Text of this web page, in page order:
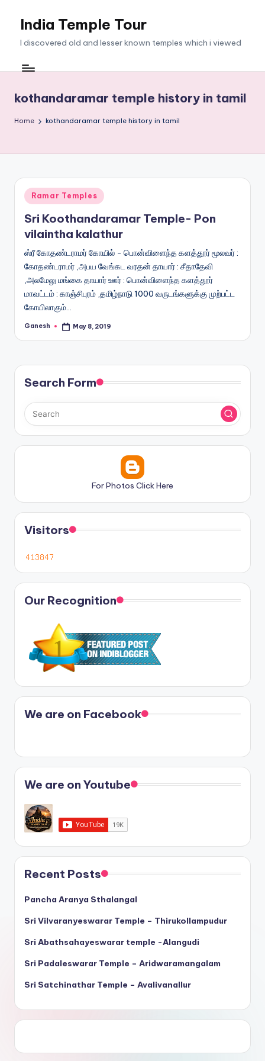
India Temple Tour
I discovered old and lesser known temples which i viewed
kothandaramar temple history in tamil
Home kothandaramar temple history in tamil
Posted
in
Ramar Temples
Sri Koothandaramar Temple- Pon
vilaintha kalathur
ஸ்ரீ கோதண்டராமர் கோயில் - பொன்விளைந்த களத்தூர் மூலவர் :
கோதண்டராமர் ,அபய வேங்கட வரதன் தாயார் : சீதாதேவி
,அலமேலு மங்கை தாயார் ஊர் : பொன்விளைந்த களத்தூர்
மாவட்டம் : காஞ்சிபுரம் ,தமிழ்நாடு 1000 வருடங்களுக்கு முற்பட்ட
கோயிலாகும்…
Posted
Ganesh May 8, 2019
Search Form
For Photos Click Here
Visitors
Our Recognition
We are on Facebook
We are on Youtube
Recent Posts
Pancha Aranya Sthalangal
Sri Vilvaranyeswarar Temple – Thirukollampudur
Sri Abathsahayeswarar temple -Alangudi
Sri Padaleswarar Temple – Aridwaramangalam
Sri Satchinathar Temple – Avalivanallur